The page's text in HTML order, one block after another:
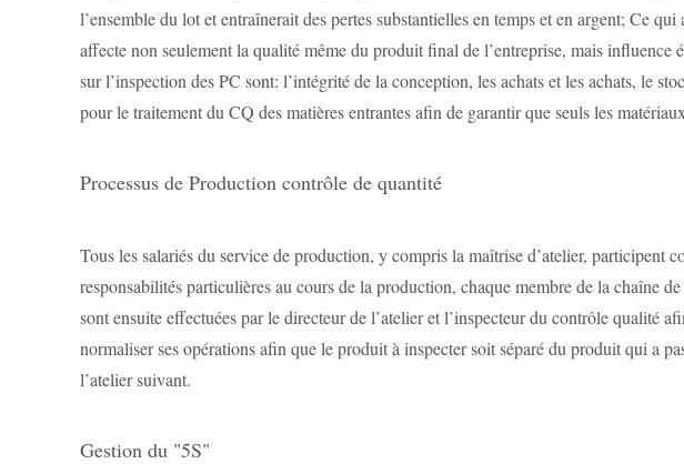
l’ensemble du lot et entraînerait des pertes substantielles en temps et en argent; Ce
affecte non seulement la qualité même du produit final de l’entreprise, mais
sur l’inspection des PC sont: l’intégrité de la conception, les achats et les achats, le
pour le traitement du CQ des matières entrantes afin de garantir que seuls les
Processus de Production contrôle de quantité
Tous les salariés du service de production, y compris la maîtrise d’atelier, participent
responsabilités particulières au cours de la production, chaque membre de la chaîne
sont ensuite effectuées par le directeur de l’atelier et l’inspecteur du contrôle qualité
normaliser ses opérations afin que le produit à inspecter soit séparé du produit qui a
l’atelier suivant.
Gestion du "5S"